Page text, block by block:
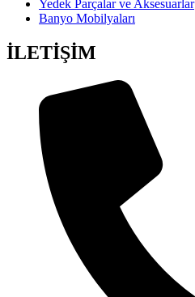
Yedek Parçalar ve Aksesuarlar
Banyo Mobilyaları
İLETİŞİM